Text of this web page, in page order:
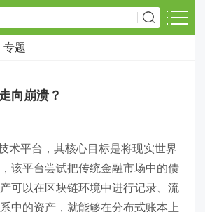
专题
向崩溃？
术平台，其核心目标是将现实世界
该平台尝试把传统金融市场中的债
可以在区块链环境中进行记录、流
中的资产，就能够在分布式账本上